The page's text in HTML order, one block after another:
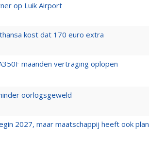
op Luik Airport
kost dat 170 euro extra
maanden vertraging oplopen
oorlogsgeweld
2027, maar maatschappij heeft ook plan